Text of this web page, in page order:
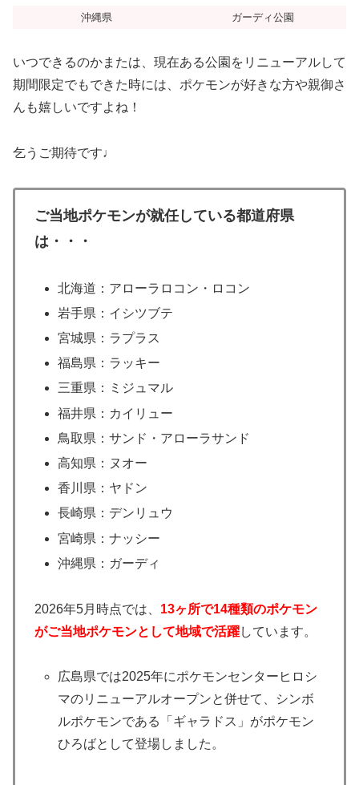
沖縄県 ガーディ公園
いつできるのかまたは、現在ある公園をリニューアルして
期間限定でもできた時には、ポケモンが好きな方や親御さ
んも嬉しいですよね！
乞うご期待です♩
ご当地ポケモンが就任している都道府県
は・・・
北海道：アローラロコン・ロコン
岩手県：イシツブテ
宮城県：ラプラス
福島県：ラッキー
三重県：ミジュマル
福井県：カイリュー
鳥取県：サンド・アローラサンド
高知県：ヌオー
香川県：ヤドン
長崎県：デンリュウ
宮崎県：ナッシー
沖縄県：ガーディ
2026年5月時点では、 13ヶ所で14種類のポケモン
がご当地ポケモンとして地域で活躍しています。
広島県では2025年にポケモンセンターヒロシ
マのリニューアルオープンと併せて、シンボ
ルポケモンである「ギャラドス」がポケモン
ひろばとして登場しました。